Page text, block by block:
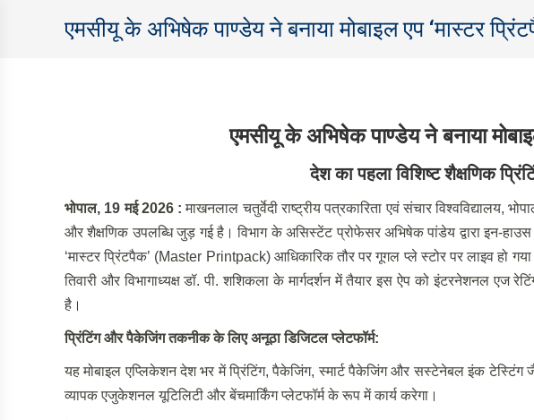
एमसीयू के अभिषेक पाण्डेय ने बनाया मोबाइल एप ‘मास्टर
एमसीयू के अभिषेक पाण्डेय ने बनाया
देश का पहला विशिष्ट शैक्षणिक
भोपाल, 19 मई 2026 :माखनलाल चतुर्वेदी राष्ट्रीय पत्रकारिता एवं संचार विश्वविद्यालय,
और शैक्षणिक उपलब्धि जुड़ गई है। विभाग के असिस्टेंट प्रोफेसर अभिषेक पांडेय द्वारा इन-हाउस
‘मास्टर प्रिंटपैक’ (Master Printpack) आधिकारिक तौर पर गूगल प्ले स्टोर पर लाइव हो
तिवारी और विभागाध्यक्ष डॉ. पी. शशिकला के मार्गदर्शन में तैयार इस ऐप को इंटरनेशनल एज
है।
प्रिंटिंग और पैकेजिंग तकनीक के लिए अनूठा डिजिटल प्लेटफॉर्म:
यह मोबाइल एप्लिकेशन देश भर में प्रिंटिंग, पैकेजिंग, स्मार्ट पैकेजिंग और सस्टेनेबल इंक टेस्टिंग
व्यापक एजुकेशनल यूटिलिटी और बेंचमार्किंग प्लेटफॉर्म के रूप में कार्य करेगा।